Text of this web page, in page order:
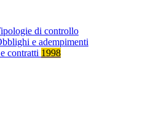
di controllo
e adempimenti
contratti 1998